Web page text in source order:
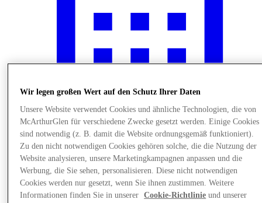
News
Wir legen großen Wert auf den Schutz Ihrer Daten
Unsere Website verwendet Cookies und ähnliche Technologien, die von
McArthurGlen für verschiedene Zwecke gesetzt werden. Einige Cookies
sind notwendig (z. B. damit die Website ordnungsgemäß funktioniert).
Zu den nicht notwendigen Cookies gehören solche, die die Nutzung der
Website analysieren, unsere Marketingkampagnen anpassen und die
Werbung, die Sie sehen, personalisieren. Diese nicht notwendigen
Cookies werden nur gesetzt, wenn Sie ihnen zustimmen. Weitere
Informationen finden Sie in unserer
Cookie-Richtlinie und unserer